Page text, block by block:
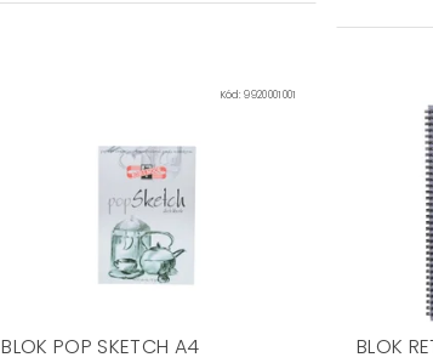
Kód:9920001001
BLOK POP SKETCH A4 BLOK